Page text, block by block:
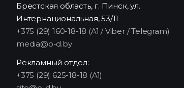
Брестская область, г. Пинск, ул.
Интернациональная, 53/11
+375 (29) 160-18-18 (A1 / Viber / Telegram)
media@o-d.by
Рекламный отдел:
+375 (29) 625-18-18 (A1)